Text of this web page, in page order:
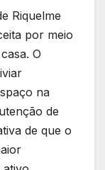
Riquelme
por meio
O
na
de
de que o